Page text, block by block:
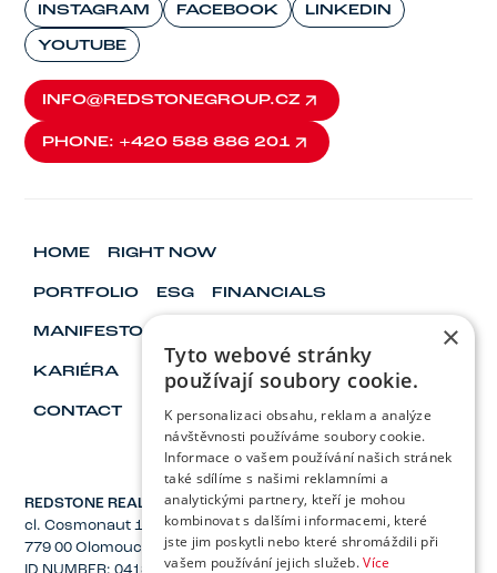
INSTAGRAM FACEBOOK LINKEDIN
YOUTUBE
INFO@REDSTONEGROUP.CZ
INFO@REDSTONEGROUP.CZ
PHONE: +420 588 886 201
PHONE: +420 588 886 201
REDSTONE REAL ESTATE, Inc.
cl. Cosmonaut 1221/2a
779 00 Olomouc
ID NUMBER: 04137582
HOME RIGHT NOW
PORTFOLIO ESG FINANCIALS
MANIFESTO
KARIÉRA
CONTACT
×
Tyto webové stránky
používají soubory cookie.
K personalizaci obsahu, reklam a analýze
návštěvnosti používáme soubory cookie.
Informace o vašem používání našich stránek
také sdílíme s našimi reklamními a
analytickými partnery, kteří je mohou
kombinovat s dalšími informacemi, které
jste jim poskytli nebo které shromáždili při
vašem používání jejich služeb.Více